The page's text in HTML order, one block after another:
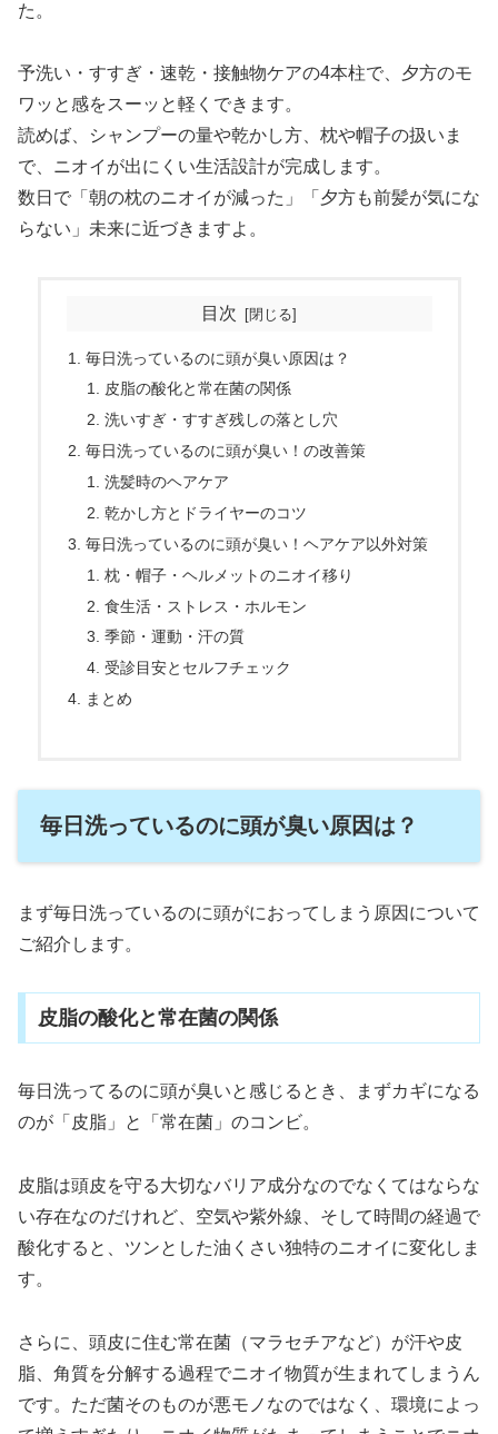
た。
予洗い・すすぎ・速乾・接触物ケアの4本柱で、夕方のモ
ワッと感をスーッと軽くできます。
読めば、シャンプーの量や乾かし方、枕や帽子の扱いま
で、ニオイが出にくい生活設計が完成します。
数日で「朝の枕のニオイが減った」「夕方も前髪が気にな
らない」未来に近づきますよ。
目次
毎日洗っているのに頭が臭い原因は？
皮脂の酸化と常在菌の関係
洗いすぎ・すすぎ残しの落とし穴
毎日洗っているのに頭が臭い！の改善策
洗髪時のヘアケア
乾かし方とドライヤーのコツ
毎日洗っているのに頭が臭い！ヘアケア以外対策
枕・帽子・ヘルメットのニオイ移り
食生活・ストレス・ホルモン
季節・運動・汗の質
受診目安とセルフチェック
まとめ
毎日洗っているのに頭が臭い原因は？
まず毎日洗っているのに頭がにおってしまう原因について
ご紹介します。
皮脂の酸化と常在菌の関係
毎日洗ってるのに頭が臭いと感じるとき、まずカギになる
のが「皮脂」と「常在菌」のコンビ。
皮脂は頭皮を守る大切なバリア成分なのでなくてはならな
い存在なのだけれど、空気や紫外線、そして時間の経過で
酸化すると、ツンとした油くさい独特のニオイに変化しま
す。
さらに、頭皮に住む常在菌（マラセチアなど）が汗や皮
脂、角質を分解する過程でニオイ物質が生まれてしまうん
です。ただ菌そのものが悪モノなのではなく、環境によっ